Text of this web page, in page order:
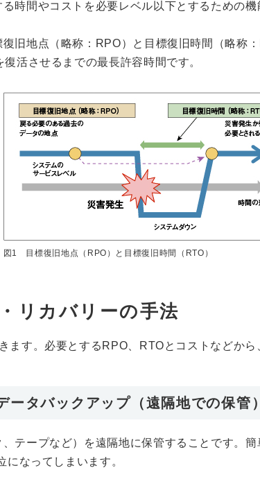
時間やコストを必要レベル以下とするための
旧地点（略称：RPO）と目標復旧時間（略称
活させるまでの最長許容時間です。
図1 目標復旧地点（RPO）と目標復旧時間（RTO）
リカバリーの手法
ます。必要とするRPO、RTOとコストなどから
ータバックアップ（遠隔地での保管）
テープなど）を遠隔地に保管することです。
なってしまいます。